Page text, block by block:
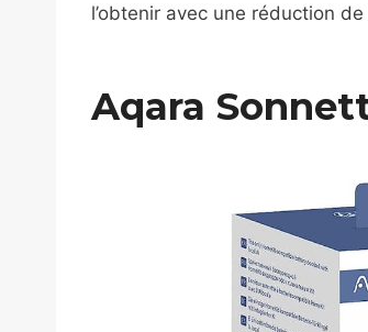
l’obtenir avec une réduction de
Aqara